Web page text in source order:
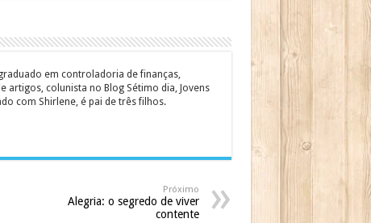
em controladoria de finanças,
artigos, colunista no Blog Sétimo dia, Jovens
com Shirlene, é pai de três filhos.
Próximo
Alegria: o segredo de viver
contente